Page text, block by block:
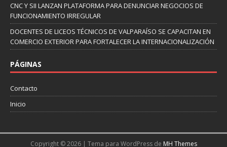
CNC Y SII LANZAN PLATAFORMA PARA DENUNCIAR NEGOCIOS DE
FUNCIONAMIENTO IRREGULAR
DOCENTES DE LICEOS TÉCNICOS DE VALPARAÍSO SE CAPACITAN EN
COMERCIO EXTERIOR PARA FORTALECER LA INTERNACIONALIZACIÓN
PÁGINAS
Contacto
Inicio
Copyright © 2026 | Tema para WordPress de MH Themes